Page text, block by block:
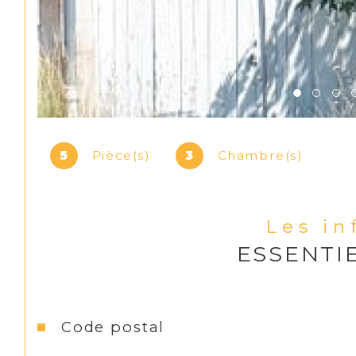
5 Pièce(s) 3 Chambre(s)
Les
Caractéristiques Valeurs
Code postal